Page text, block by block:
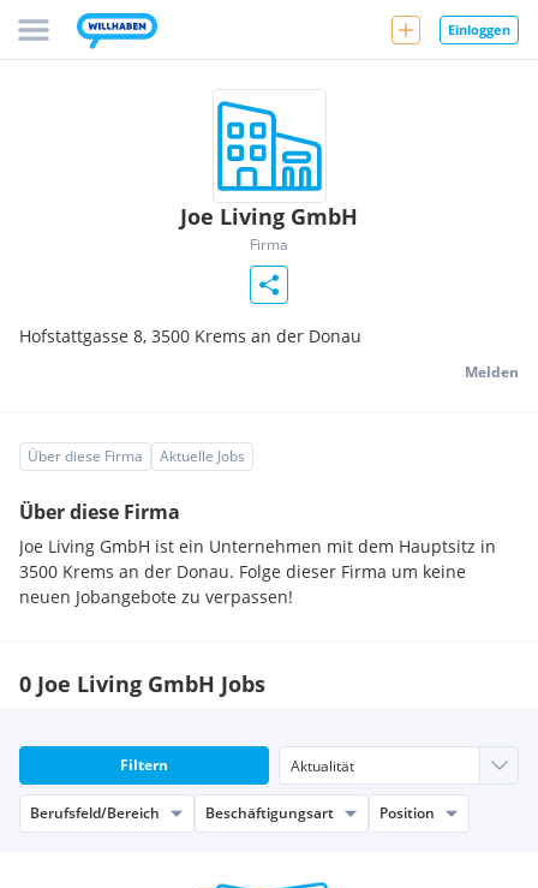
Einloggen
Joe Living GmbH
Firma
Hofstattgasse 8, 3500 Krems an der Donau
Melden
Über diese Firma Aktuelle Jobs
Über diese Firma
Joe Living GmbH ist ein Unternehmen mit dem Hauptsitz in
3500 Krems an der Donau. Folge dieser Firma um keine
neuen Jobangebote zu verpassen!
0 Joe Living GmbH Jobs
Filtern
Berufsfeld/Bereich Beschäftigungsart Position